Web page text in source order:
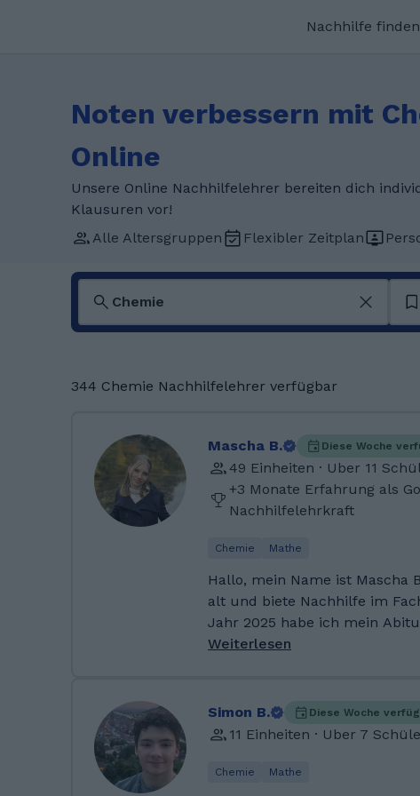
Nachhilfe finden
Noten verbessern mit
Online
Unsere Online Nachhilfelehrer bereiten dich
Klausuren vor!
Alle Altersgruppen
Flexibler Zeitplan
344 Chemie Nachhilfelehrer verfügbar
Mascha B. Diese Woche
49 Einheiten · Uber 11
+3 Monate Erfahrung als
Nachhilfelehrkraft
Chemie Mathe
Hallo, mein Name ist Mascha
alt und biete Nachhilfe im
Jahr 2025 habe ich mein
(Note 1) in Mathe erfolgreich
Mitschülern dabei geholfen,
Klassenarbeiten
und dabei wertvolle
Weiterlesen
Simon B. Diese Woche
11 Einheiten · Uber 7
Chemie Mathe